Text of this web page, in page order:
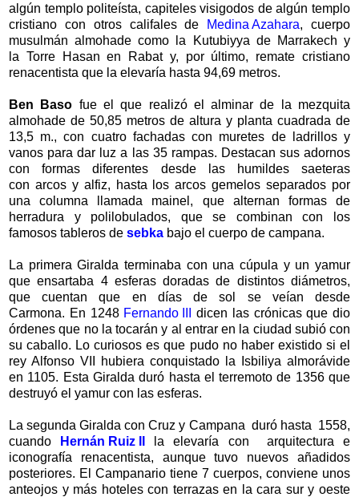
algún templo politeísta, capiteles visigodos de algún templo
cristiano con otros califales de
Medina Azahara, cuerpo
musulmán almohade como la Kutubiyya de Marrakech y
la Torre Hasan en Rabat y, por último, remate cristiano
renacentista que la elevaría hasta 94,69 metros.
Ben Baso fue el que realizó el alminar de la mezquita
almohade de 50,85 metros de altura y planta cuadrada de
13,5 m., con cuatro fachadas con muretes de ladrillos y
vanos para dar luz a las 35 rampas. Destacan sus adornos
con formas diferentes desde las humildes saeteras
con arcos y alfiz, hasta los arcos gemelos separados por
una columna llamada mainel, que alternan formas de
herradura y polilobulados, que se combinan con los
famosos tableros de sebka bajo el cuerpo de campana.
La primera Giralda terminaba con una cúpula y un yamur
que ensartaba 4 esferas doradas de distintos diámetros,
que cuentan que en días de sol se veían desde
Carmona. En 1248 Fernando III
dicen las crónicas que dio
órdenes que no la tocarán y al entrar en la ciudad subió con
su caballo. Lo curiosos es que pudo no haber existido si el
rey Alfonso VII hubiera conquistado la Isbiliya almorávide
en 1105. Esta Giralda duró hasta el terremoto de 1356 que
destruyó el yamur con las esferas.
La segunda Giralda con Cruz y Campana duró hasta 1558,
cuando
Hernán Ruiz II
la elevaría con arquitectura e
iconografía renacentista, aunque tuvo nuevos añadidos
posteriores. El Campanario tiene 7 cuerpos, conviene unos
anteojos y más hoteles con terrazas en la cara sur y oeste